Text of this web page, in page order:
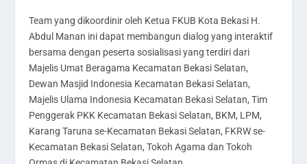
Team yang dikoordinir oleh Ketua FKUB Kota Bekasi H.
Abdul Manan ini dapat membangun dialog yang interaktif
bersama dengan peserta sosialisasi yang terdiri dari
Majelis Umat Beragama Kecamatan Bekasi Selatan,
Dewan Masjid Indonesia Kecamatan Bekasi Selatan,
Majelis Ulama Indonesia Kecamatan Bekasi Selatan, Tim
Penggerak PKK Kecamatan Bekasi Selatan, BKM, LPM,
Karang Taruna se-Kecamatan Bekasi Selatan, FKRW se-
Kecamatan Bekasi Selatan, Tokoh Agama dan Tokoh